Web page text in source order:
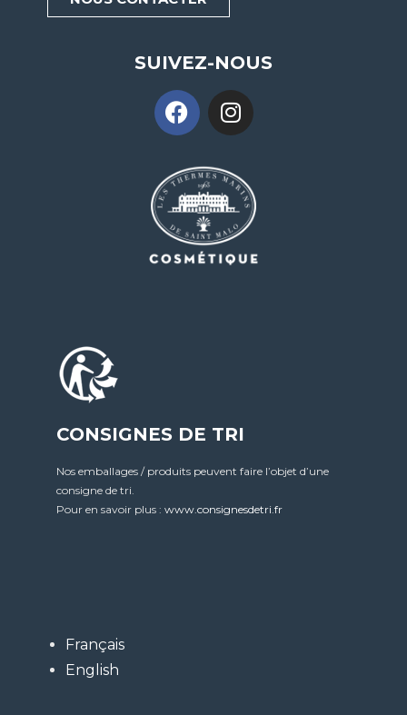
SUIVEZ-NOUS
CONSIGNES DE TRI
Nos emballages / produits peuvent faire l’objet d’une
consigne de tri.
Pour en savoir plus :www.consignesdetri.fr
Français
English